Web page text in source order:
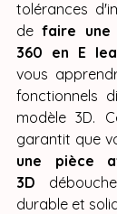
tolérances
de faire une
360 en E
vous
fonctionnels
modèle 3D.
garantit que
une pièce
3D
durable et